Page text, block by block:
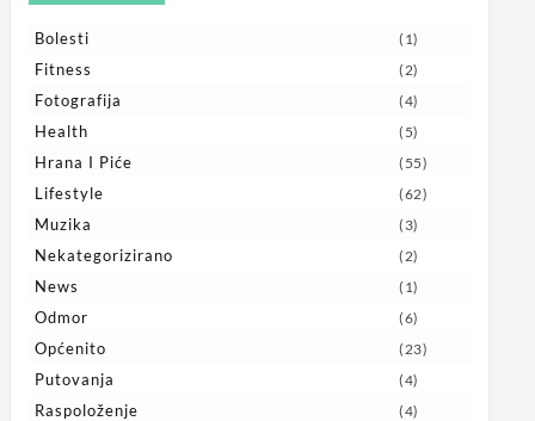
Bolesti (1)
Fitness (2)
Fotografija (4)
Health (5)
Hrana I Piće (55)
Lifestyle (62)
Muzika (3)
Nekategorizirano (2)
News (1)
Odmor (6)
Općenito (23)
Putovanja (4)
Raspoloženje (4)